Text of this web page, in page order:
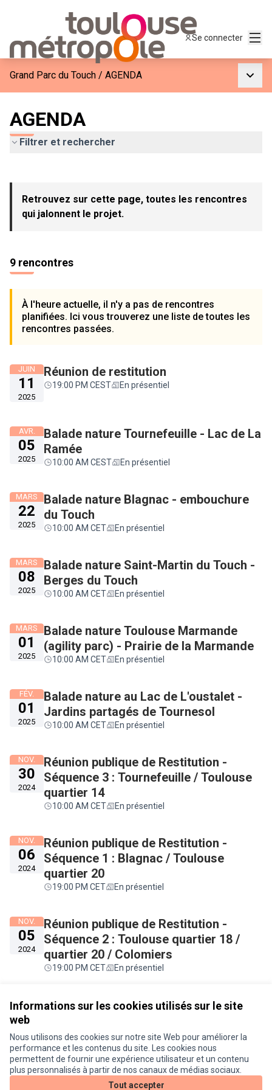
Informations sur les cookies utilisés sur le site
web
Nous utilisons des cookies sur notre site Web pour améliorer la
performance et les contenus du site. Les cookies nous
permettent de fournir une expérience utilisateur et un contenu
plus personnalisés à partir de nos canaux de médias sociaux.
Tout accepter
Se connecter
Grand Parc du Touch / AGENDA
AGENDA
Filtrer et rechercher
−
Retrouvez sur cette page, toutes les rencontres
qui jalonnent le projet.
9 rencontres
À l'heure actuelle, il n'y a pas de rencontres
planifiées. Ici vous trouverez une liste de toutes les
rencontres passées.
JUIN
11
2025
Réunion de restitution
19:00 PM CEST En présentiel
AVR.
05
2025
Balade nature Tournefeuille - Lac de La
Ramée
10:00 AM CEST En présentiel
MARS
22
2025
Balade nature Blagnac - embouchure
du Touch
10:00 AM CET En présentiel
MARS
08
2025
Balade nature Saint-Martin du Touch -
Berges du Touch
10:00 AM CET En présentiel
MARS
01
2025
Balade nature Toulouse Marmande
(agility parc) - Prairie de la Marmande
10:00 AM CET En présentiel
FÉV.
01
2025
Balade nature au Lac de L'oustalet -
Jardins partagés de Tournesol
10:00 AM CET En présentiel
NOV.
30
2024
Réunion publique de Restitution -
Séquence 3 : Tournefeuille / Toulouse
quartier 14
10:00 AM CET En présentiel
NOV.
06
2024
Réunion publique de Restitution -
Séquence 1 : Blagnac / Toulouse
quartier 20
19:00 PM CET En présentiel
NOV.
05
2024
Réunion publique de Restitution -
Séquence 2 : Toulouse quartier 18 /
quartier 20 / Colomiers
19:00 PM CET En présentiel
Conditions d'utilisation
Paramètres des cookies
Je participe ! sur X
(Lien externe)
Je participe ! sur Facebook
Je participe ! sur Instagram